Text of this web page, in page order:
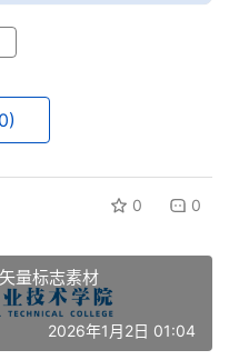
0 0
量标志素材
2026年1月2日 01:04